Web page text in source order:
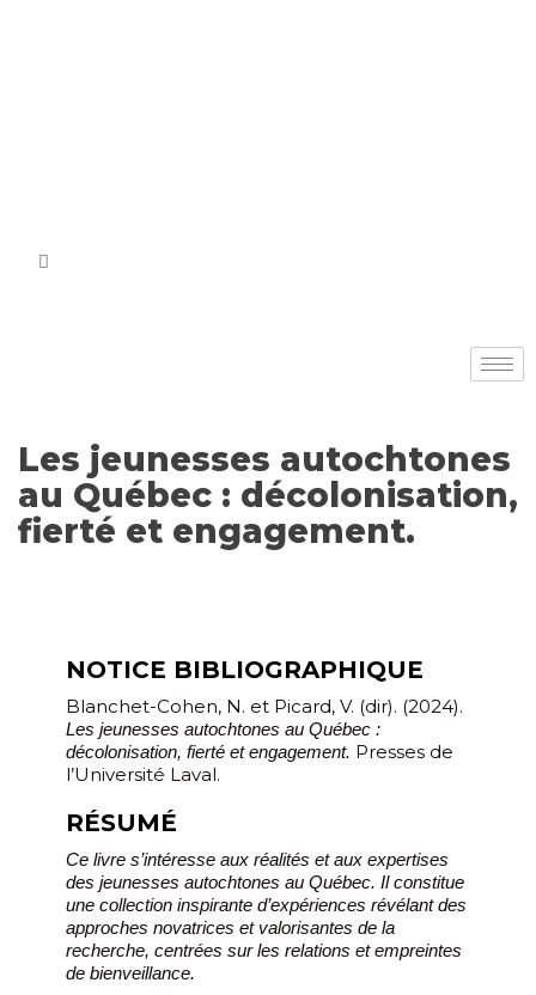
Les jeunesses autochtones
au Québec : décolonisation,
fierté et engagement.
NOTICE BIBLIOGRAPHIQUE
Blanchet-Cohen, N. et Picard, V. (dir). (2024).
Les jeunesses autochtones au Québec :
décolonisation, fierté et engagement. Presses de
l’Université Laval.
RÉSUMÉ
Ce livre s’intéresse aux réalités et aux expertises
des jeunesses autochtones au Québec. Il constitue
une collection inspirante d’expériences révélant des
approches novatrices et valorisantes de la
recherche, centrées sur les relations et empreintes
de bienveillance.